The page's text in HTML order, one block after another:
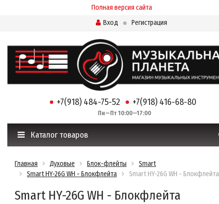
Полная версия сайта
Вход
Регистрация
+7(918) 484-75-52 +7(918) 416-68-80
Пн—Пт 10:00—17:00
Каталог товаров
Главная Духовые Блок-флейты
Smart
Smart HY-26G WH - Блокфлейта
Smart HY-26G WH - Блокфлейта
Smart HY-26G WH - Блокфлейта